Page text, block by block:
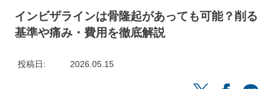
インビザラインは骨隆起があっても可能？削る
基準や痛み・費用を徹底解説
投稿日 2026.05.15